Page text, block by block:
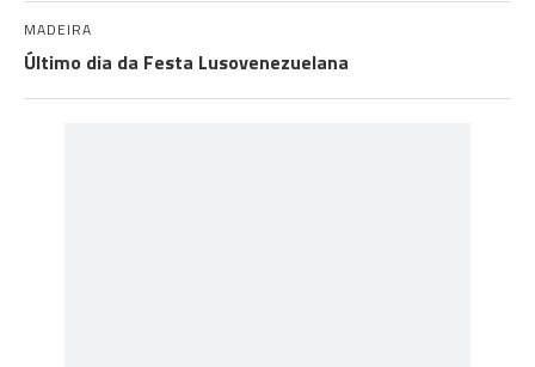
MADEIRA
Último dia da Festa Lusovenezuelana